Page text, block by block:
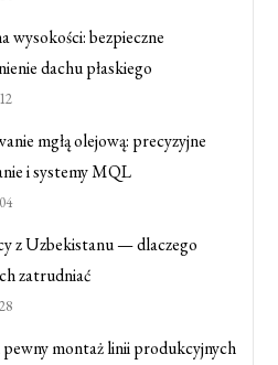
wysokości: bezpieczne
dachu płaskiego
mgłą olejową: precyzyjne
i systemy MQL
z Uzbekistanu — dlaczego
zatrudniać
pewny montaż linii produkcyjnych